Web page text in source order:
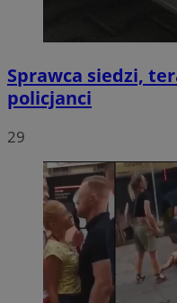
Sprawca siedzi,
policjanci
29